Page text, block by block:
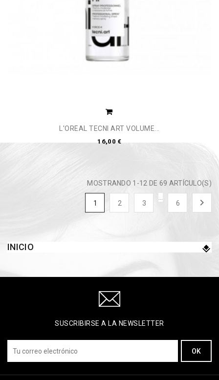
L'ORÉAL TECNI ART VOLUME...
16,00 €
MOSTRANDO 1-12 DE 69 ARTÍCULO(S)
1 2 3
…
6 
INICIO
SUSCRIBIRSE A LA NEWSLETTER